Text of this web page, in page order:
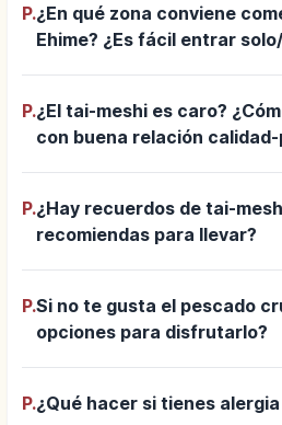
P.¿En qué zona conviene
Ehime? ¿Es fácil entrar
P.¿El tai-meshi es caro?
con buena relación
P.¿Hay recuerdos de tai-
recomiendas para llevar?
P.Si no te gusta el pescado
opciones para disfrutarlo?
P.¿Qué hacer si tienes